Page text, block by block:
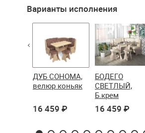
Варианты исполнения
ДУБ СОНОМА,
велюр коньяк
16 459 ₽
БОДЕГО
СВЕТЛЫЙ,
Б.крем
16 459 ₽